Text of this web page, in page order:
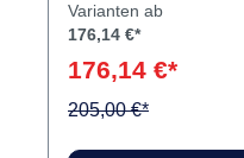
Nachbearbeitung
Varianten ab
176,14 €*
176,14 €*
205,00 €*